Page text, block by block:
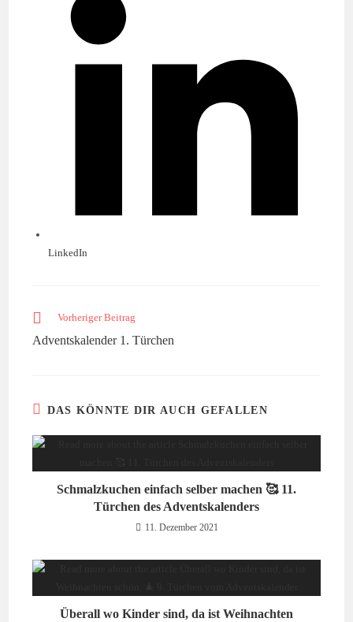
einem
LinkedIn
Weitere
ansehen
Vorheriger Beitrag
Adventskalender 1. Türchen
DAS KÖNNTE DIR AUCH GEFALLEN
Schmalzkuchen einfach selber machen 🥰 11.
Türchen des Adventskalenders
11. Dezember 2021
Überall wo Kinder sind, da ist Weihnachten